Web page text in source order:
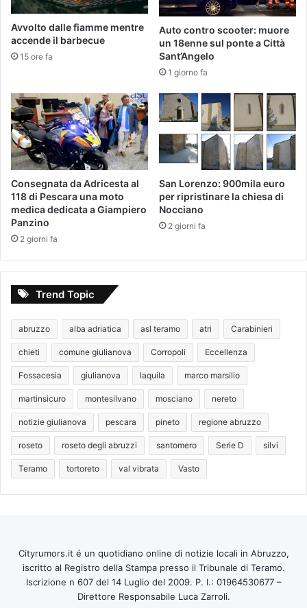
Avvolto dalle fiamme mentre
accende il barbecue
15 ore fa
Auto contro scooter: muore
un 18enne sul ponte a Città
Sant’Angelo
1 giorno fa
Consegnata da Adricesta al
118 di Pescara una moto
medica dedicata a Giampiero
Panzino
2 giorni fa
San Lorenzo: 900mila euro
per ripristinare la chiesa di
Nocciano
2 giorni fa
Trend Topic
abruzzo alba adriatica asl teramo atri Carabinieri
chieti comune giulianova Corropoli Eccellenza
Fossacesia giulianova laquila marco marsilio
martinsicuro montesilvano mosciano nereto
notizie giulianova pescara pineto regione abruzzo
roseto roseto degli abruzzi santomero Serie D silvi
Teramo tortoreto val vibrata Vasto
Cityrumors.it é un quotidiano online di notizie locali in Abruzzo,
iscritto al Registro della Stampa presso il Tribunale di Teramo.
Iscrizione n 607 del 14 Luglio del 2009. P. I.: 01964530677 –
Direttore Responsabile Luca Zarroli.